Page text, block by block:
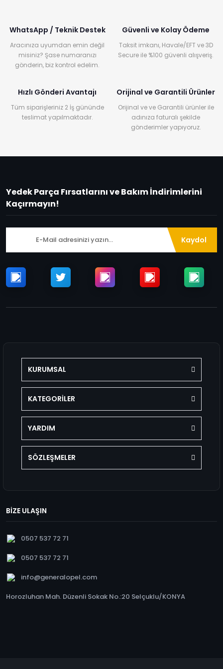
WhatsApp / Teknik Destek
Aracınıza uyumdan emin değil
misiniz? Şase numaranızı
gönderin, biz kontrol edelim.
Güvenli ve Kolay Ödeme
Taksit imkanı, Havale/EFT ve 3D
Secure ile %100 güvenli alışveriş.
Hızlı Gönderi Avantajı
Tüm siparişleriniz 2 İş gününde
teslimat yapılmaktadır.
Orijinal ve Garantili Ürünler
Orijinal ve ve Garantili ürünler ile
adınıza faturalı şekilde
gönderimler yapıyoruz.
Yedek Parça Fırsatlarını ve Bakım İndirimlerini
Kaçırmayın!
Kaydol
KURUMSAL
KATEGORİLER
YARDIM
SÖZLEŞMELER
BİZE ULAŞIN
0507 537 72 71
0507 537 72 71
info@generalopel.com
Horozluhan Mah. Düzenli Sokak No.:20 Selçuklu/KONYA